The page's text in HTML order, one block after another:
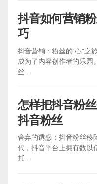
抖音如何营销
巧
抖音营销：粉丝的“心”之
成为了内容创作者的乐园
丝...
怎样把抖音粉
抖音粉丝
舍弃的诱惑：抖音粉丝移
代，抖音平台上拥有数以
托...